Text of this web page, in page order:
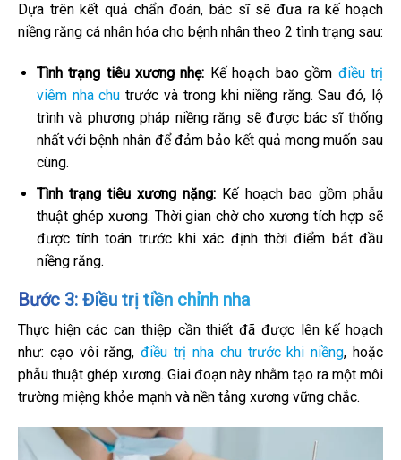
Dựa trên kết quả chẩn đoán, bác sĩ sẽ đưa ra kế hoạch
niềng răng cá nhân hóa cho bệnh nhân theo 2 tình trạng sau:
Tình trạng tiêu xương nhẹ: Kế hoạch bao gồm điều trị
viêm nha chu trước và trong khi niềng răng. Sau đó, lộ
trình và phương pháp niềng răng sẽ được bác sĩ thống
nhất với bệnh nhân để đảm bảo kết quả mong muốn sau
cùng.
Tình trạng tiêu xương nặng: Kế hoạch bao gồm phẫu
thuật ghép xương. Thời gian chờ cho xương tích hợp sẽ
được tính toán trước khi xác định thời điểm bắt đầu
niềng răng.
Bước 3: Điều trị tiền chỉnh nha
Thực hiện các can thiệp cần thiết đã được lên kế hoạch
như: cạo vôi răng,điều trị nha chu trước khi niềng, hoặc
phẫu thuật ghép xương. Giai đoạn này nhằm tạo ra một môi
trường miệng khỏe mạnh và nền tảng xương vững chắc.